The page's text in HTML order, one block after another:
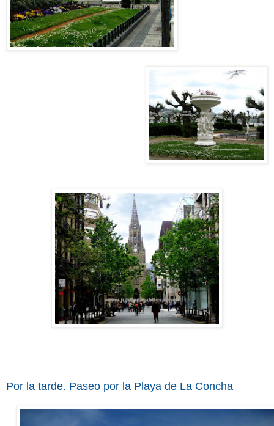
Por la tarde. Paseo por la Playa de La Concha